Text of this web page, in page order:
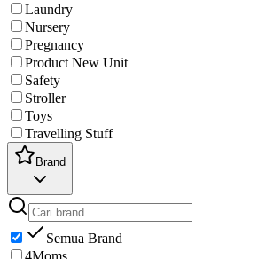
Laundry
Nursery
Pregnancy
Product New Unit
Safety
Stroller
Toys
Travelling Stuff
Brand
Semua Brand
4Moms